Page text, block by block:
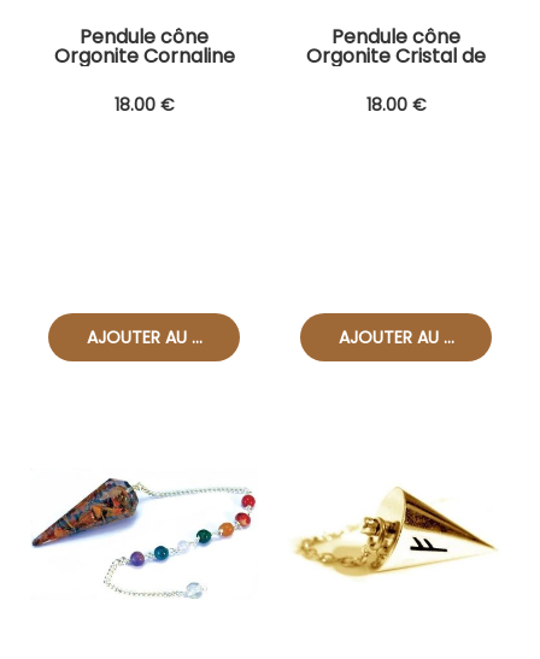
Pendule cône
Orgonite Cornaline
18.00 €
Pendule cône
Orgonite Cristal de
18.00 €